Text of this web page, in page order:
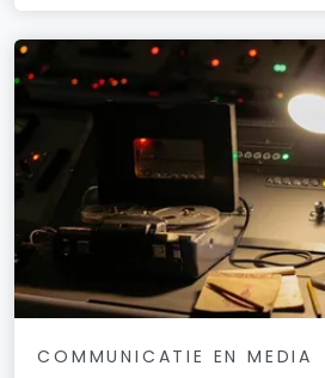
COMMUNICATIE EN MEDIA